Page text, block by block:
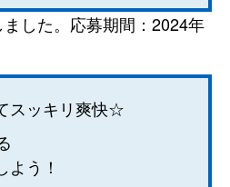
した。応募期間：2024年
スッキリ爽快☆
う！